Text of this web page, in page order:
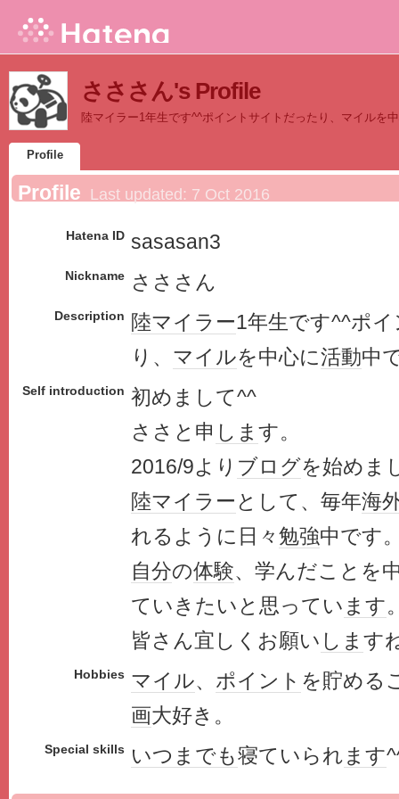
さささん's Profile
陸マイラー1年生です^^ポイントサイトだったり、マイルを
Profile
Profile Last updated: 7 Oct 2016
Hatena ID sasasan3
Nickname さささん
Description 陸マイラー1年生です^^ポ
り、 マイルを中心に活動中
Self introduction 初めまして^^
ささと申 しま す。
2016/9より ブログを始めま
陸マイラー として、毎年海
れるように日々勉強中です
自分の体験、学んだことを
ていきたいと思ってい ます
皆さん宜しくお願い しま す
Hobbies マイル、 ポイント を貯める
画大好き。
Special skills いつまでも寝ていられます